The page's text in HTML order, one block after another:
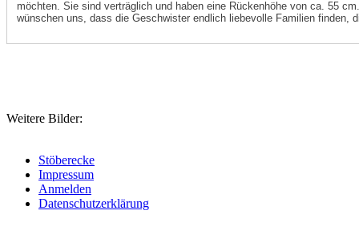
möchten. Sie sind verträglich und haben eine Rückenhöhe von ca. 55
wünschen uns, dass die Geschwister endlich liebevolle Familien finden,
Weitere Bilder:
Stöberecke
Impressum
Anmelden
Datenschutzerklärung